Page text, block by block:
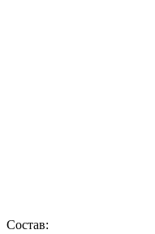
Состав: